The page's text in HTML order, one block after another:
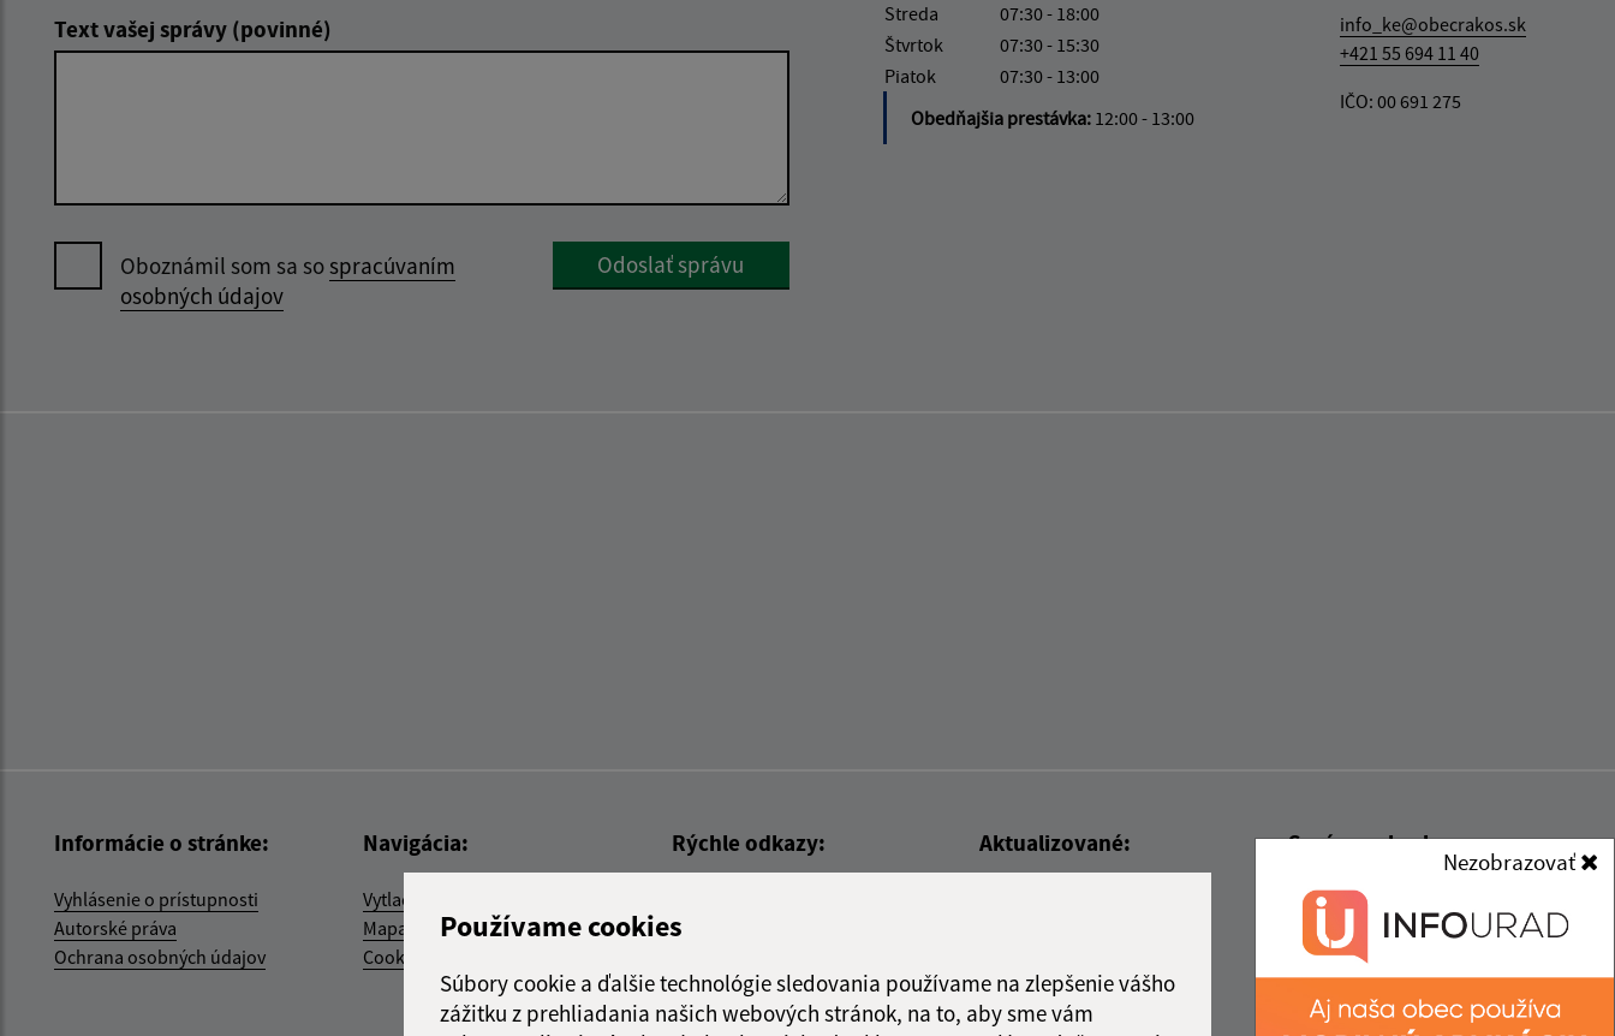
Používame cookies
Súbory cookie a ďalšie technológie sledovania používame na zlepšenie vášho
zážitku z prehliadania našich webových stránok, na to, aby sme vám
Nezobrazovať
Text vašej správy (povinné)
Oboznámil som sa sospracúvaním
osobných údajov
Google reCaptcha Response
Odoslať správu
Streda
07:30 - 18:00
Štvrtok
07:30 - 15:30
Piatok
07:30 - 13:00
Obedňajšia prestávka: 12:00 - 13:00
info_ke@obecrakos.sk
+421 55 694 11 40
IČO: 00 691 275
Informácie o stránke:
Vyhlásenie o prístupnosti
Autorské práva
Ochrana osobných údajov
Navigácia:
Vytlačiť aktuálnu stránku
Mapa stránok
Cookies
Rýchle odkazy:
Naša obec
Fotogaléria
Aktualizované: Správca obsahu:
Správca obsahu je Obec Rákoš.
Vytvorené v súlade sJednotným
dizajn manuálom elektronických
služieb.